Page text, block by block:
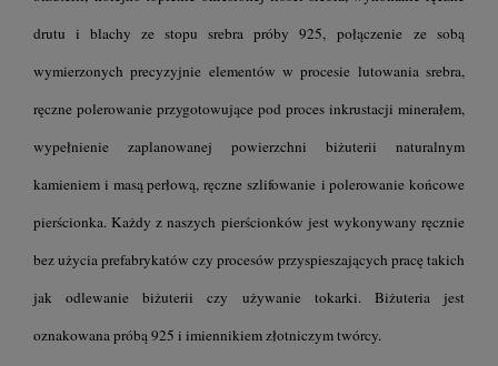
drutu i blachy ze stopu srebra próby 925, połączenie ze sobą
wymierzonych precyzyjnie elementów w procesie lutowania srebra,
ręczne polerowanie przygotowujące pod proces inkrustacji minerałem,
wypełnienie zaplanowanej powierzchni biżuterii naturalnym
kamieniem i masą perłową, ręczne szlifowanie i polerowanie końcowe
pierścionka. Każdy z naszych pierścionków jest wykonywany ręcznie
bez użycia prefabrykatów czy procesów przyspieszających pracę takich
jak odlewanie biżuterii czy używanie tokarki. Biżuteria jest
oznakowana próbą 925 i imiennikiem złotniczym twórcy.